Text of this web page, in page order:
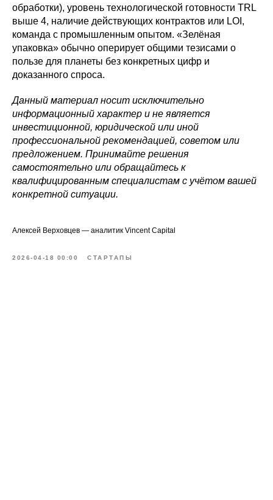
обработки), уровень технологической готовности TRL
выше 4, наличие действующих контрактов или LOI,
команда с промышленным опытом. «Зелёная
упаковка» обычно оперирует общими тезисами о
пользе для планеты без конкретных цифр и
доказанного спроса.
Данный материал носит исключительно
информационный характер и не является
инвестиционной, юридической или иной
профессиональной рекомендацией, советом или
предложением. Принимайте решения
самостоятельно или обращайтесь к
квалифицированным специалистам с учётом вашей
конкретной ситуации.
Алексей Верховцев — аналитик Vincent Capital
2026-04-18 00:00 СТАРТАПЫ